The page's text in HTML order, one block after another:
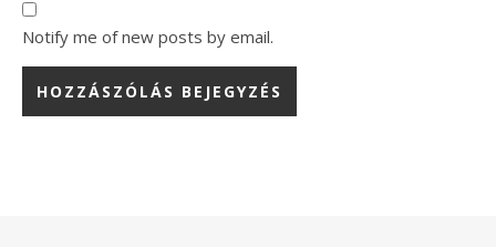
Notify me of new posts by email.